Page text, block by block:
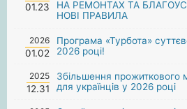
01.23
НА РЕМОНТАХ ТА
НОВІ ПРАВИЛА
2026
01.02
Програма «Турбота»
2026 році!
2025
12.31
Збільшення прожиткового
для українців у 2026 році